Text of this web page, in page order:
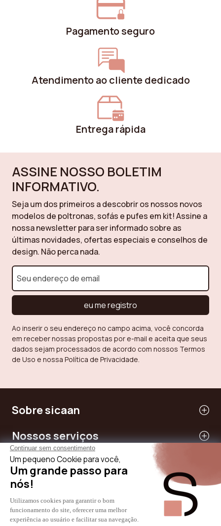
Pagamento seguro
Atendimento ao cliente dedicado
Entrega rápida
ASSINE NOSSO BOLETIM
INFORMATIVO.
Seja um dos primeiros a descobrir os nossos novos
modelos de poltronas, sofás e pufes em kit! Assine a
nossa newsletter para ser informado sobre as
últimas novidades, ofertas especiais e conselhos de
design. Não perca nada.
eu me registro
Ao inserir o seu endereço no campo acima, você concorda
em receber nossas propostas por e-mail e aceita que seus
dados sejam processados de acordo com nossos Termos
de Uso e nossa Política de Privacidade.
Sobre sicaan
Nossos serviços
Precisar de ajuda
Internacional